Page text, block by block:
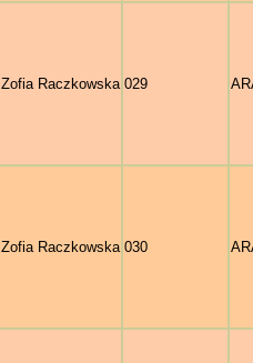
Zofia Raczkowska 029
Zofia Raczkowska 030